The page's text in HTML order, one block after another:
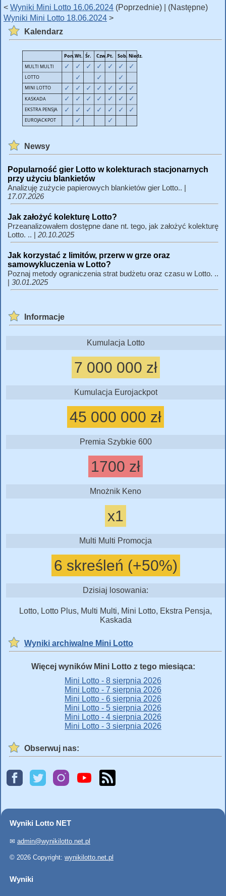
< Wyniki Mini Lotto 16.06.2024 (Poprzednie) | (Następne)
Wyniki Mini Lotto 18.06.2024 >
Kalendarz
Newsy
Popularność gier Lotto w kolekturach stacjonarnych
przy użyciu blankietów
Analizuję zużycie papierowych blankietów gier Lotto.. |
17.07.2026
Jak założyć kolekturę Lotto?
Przeanalizowałem dostępne dane nt. tego, jak założyć kolekturę
Lotto. .. | 20.10.2025
Jak korzystać z limitów, przerw w grze oraz
samowykluczenia w Lotto?
Poznaj metody ograniczenia strat budżetu oraz czasu w Lotto. ..
| 30.01.2025
Informacje
Kumulacja Lotto
7 000 000 zł
Kumulacja Eurojackpot
45 000 000 zł
Premia Szybkie 600
1700 zł
Mnożnik Keno
x1
Multi Multi Promocja
6 skreśleń (+50%)
Dzisiaj losowania:
Lotto, Lotto Plus, Multi Multi, Mini Lotto, Ekstra Pensja,
Kaskada
Wyniki archiwalne Mini Lotto
Więcej wyników Mini Lotto z tego miesiąca:
Mini Lotto - 8 sierpnia 2026
Mini Lotto - 7 sierpnia 2026
Mini Lotto - 6 sierpnia 2026
Mini Lotto - 5 sierpnia 2026
Mini Lotto - 4 sierpnia 2026
Mini Lotto - 3 sierpnia 2026
Obserwuj nas:
Wyniki Lotto NET
✉ admin@wynikilotto.net.pl
© 2026 Copyright: wynikilotto.net.pl
Wyniki